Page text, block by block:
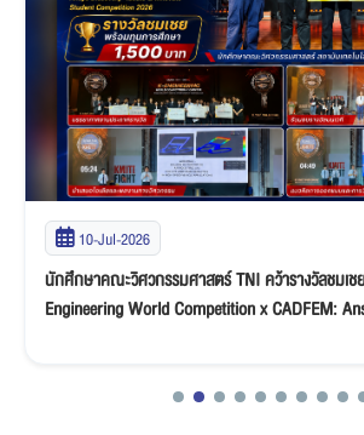
10-Jul-2026
นักศึกษาคณะวิศวกรรมศาสตร์ TNI คว้ารางวัลชมเช
Engineering World Competition x CADFEM: